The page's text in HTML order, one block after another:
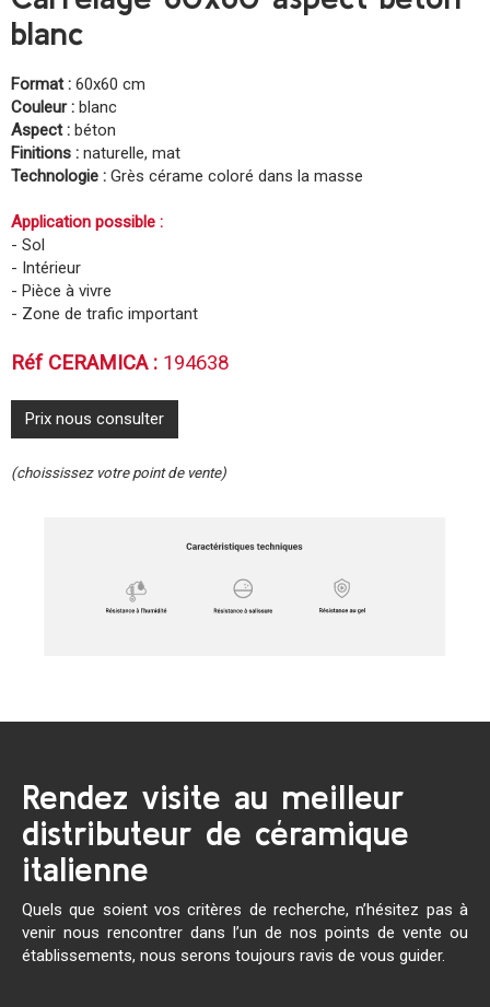
blanc
Format : 60x60 cm
Couleur : blanc
Aspect : béton
Finitions : naturelle, mat
Technologie : Grès cérame coloré dans la masse
Application possible :
- Sol
- Intérieur
- Pièce à vivre
- Zone de trafic important
Réf CERAMICA : 194638
Prix nous consulter
(choississez votre point de vente)
Rendez visite au meilleur
distributeur de céramique
italienne
Quels que soient vos critères de recherche, n’hésitez pas à
venir nous rencontrer dans l’un de nos points de vente ou
établissements, nous serons toujours ravis de vous guider.